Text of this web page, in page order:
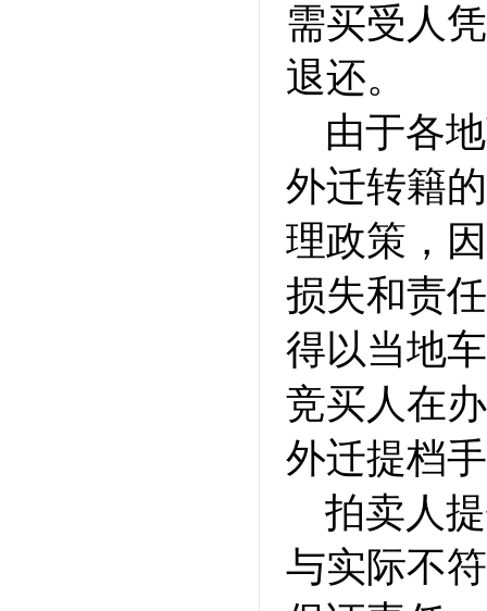
需买受人
退还。
由于各
外迁转籍
理政策，
损失和责
得以当地
竞买人在
外迁提档
拍卖人
与实际不